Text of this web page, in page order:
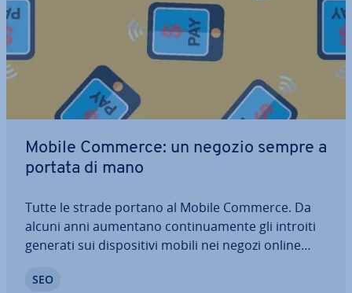
Mobile Commerce: un negozio sempre a
portata di mano
Tutte le strade portano al Mobile Commerce. Da
alcuni anni aumentano con­ti­nua­men­te gli introiti
generati sui di­spo­si­ti­vi mobili nei negozi online
parte del loro fatturato at­tra­ver­so smart­pho­ne e
SEO